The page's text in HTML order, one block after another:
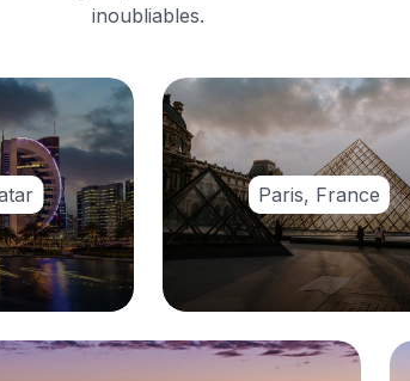
inoubliables.
Paris, France